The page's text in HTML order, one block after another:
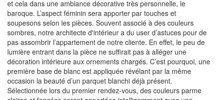
et cela dans une ambiance décorative très personnelle, le
baroque. L’aspect féminin sera apporter par touches et
soupesons selon les pièces. Souvent associé à des couleurs
sombres, notre architecte d'intérieur a du user d’astuces pour de
pas assombrir l’appartement de notre cliente. En effet, le peu de
lumière entrant dans la pièce ne suffirait pas à alléger une
décoration intérieure aux ornements chargés. C’est pourquoi, une
première base de blanc est appliquée révélant par la même
occasion la beauté d’un parquet blanchi déjà présent.
Sélectionnée lors du premier rendez-vous, des couleurs parme